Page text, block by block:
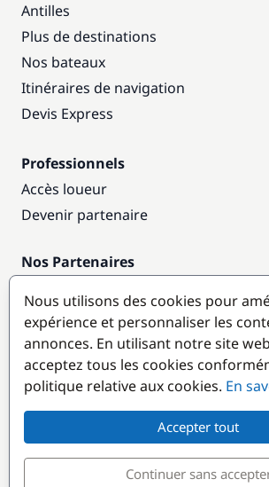
Antilles
Plus de destinations
Nos bateaux
Itinéraires de navigation
Devis Express
Professionnels
Accès loueur
Devenir partenaire
Nos Partenaires
Destinations populaires
Nous utilisons des cookies pour
expérience et personnaliser les
annonces. En utilisant notre site
acceptez tous les cookies
politique relative aux cookies. En
Accepter tout
Continuer sans